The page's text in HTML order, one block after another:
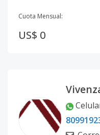
Cuota Mensual:
US$ 0